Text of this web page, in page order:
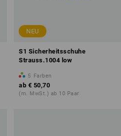
NEU
S1 Sicherheitsschuhe
Strauss.1004 low
5 Farben
ab € 50,70
(m. MwSt.) ab 10 Paar